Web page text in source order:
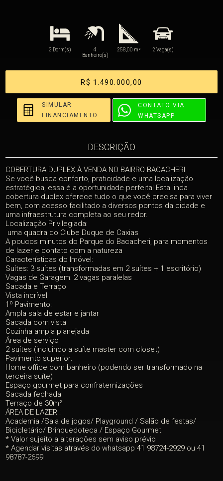
3 Dorm(s)
4
Banheiro(s)
258,00 m² 2 Vaga(s)
R$ 1.490.000,00
SIMULAR
FINANCIAMENTO
CONTATO VIA
WHATSAPP
DESCRIÇÃO
COBERTURA DUPLEX À VENDA NO BAIRRO BACACHERI
Se você busca conforto, praticidade e uma localização
estratégica, essa é a oportunidade perfeita! Esta linda
cobertura duplex oferece tudo o que você precisa para viver
bem, com acesso facilitado a diversos pontos da cidade e
uma infraestrutura completa ao seu redor.
Localização Privilegiada:
uma quadra do Clube Duque de Caxias
A poucos minutos do Parque do Bacacheri, para momentos
de lazer e contato com a natureza
Características do Imóvel:
Suítes: 3 suítes (transformadas em 2 suítes + 1 escritório)
Vagas de Garagem: 2 vagas paralelas
Sacada e Terraço
Vista incrível
1º Pavimento:
Ampla sala de estar e jantar
Sacada com vista
Cozinha ampla planejada
Área de serviço
2 suítes (incluindo a suíte master com closet)
Pavimento superior:
Home office com banheiro (podendo ser transformado na
terceira suíte)
Espaço gourmet para confraternizações
Sacada fechada
Terraço de 30m²
ÁREA DE LAZER :
Academia /Sala de jogos/ Playground / Salão de festas/
Bicicletário/ Brinquedoteca / Espaço Gourmet
* Valor sujeito a alterações sem aviso prévio
* Agendar visitas através do whatsapp 41 98724-2929 ou 41
98787-2699